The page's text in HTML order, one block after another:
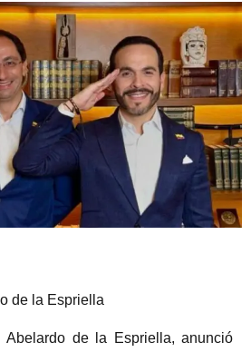
de la Espriella
Abelardo de la Espriella, anunció